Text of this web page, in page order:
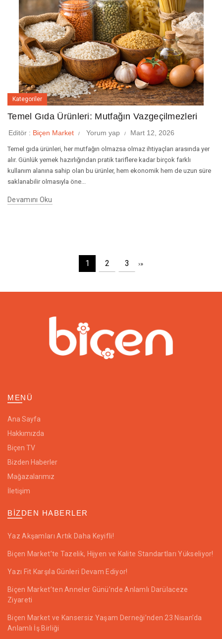
Kategoriler
Temel Gıda Ürünleri: Mutfağın Vazgeçilmezleri
Editör : Biçen Market Yorum yap Mart 12, 2026
Temel gıda ürünleri, her mutfağın olmazsa olmaz ihtiyaçları arasında yer
alır. Günlük yemek hazırlığından pratik tariflere kadar birçok farklı
kullanım alanına sahip olan bu ürünler, hem ekonomik hem de uzun süre
saklanabilir olmasıyla öne...
Devamını Oku
1 2 3 ›»
MENÜ
Ana Sayfa
Hakkımızda
Biçen TV
Bizden Haberler
Mağazalarımız
İletişim
BIZDEN HABERLER
Yaz Akşamları Artık Daha Keyifli!
Biçen Market’te Tazelik, Hijyen ve Kalite Standartları Yükseliyor!
Yazı Fit Karşıla Günleri Devam Ediyor!
Biçen Market’ten Anneler Günü’nde Anlamlı Darülaceze
Ziyareti
Biçen Market ve Kansersiz Yaşam Derneği’nden 23 Nisan’da
Anlamlı İş Birliği